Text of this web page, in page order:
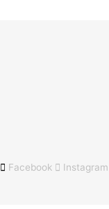
Facebook Instagram